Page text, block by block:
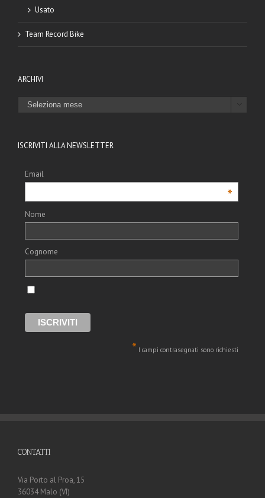
Usato
Team Record Bike
ARCHIVI
ARCHIVI
ISCRIVITI ALLA NEWSLETTER
Email
*
Nome
Cognome
* I campi contrasegnati sono richiesti
CONTATTI
Via Porto al Proa, 15
36034 Malo (VI)